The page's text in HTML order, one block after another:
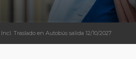
Traslado en Autobús salida 12/10/2027